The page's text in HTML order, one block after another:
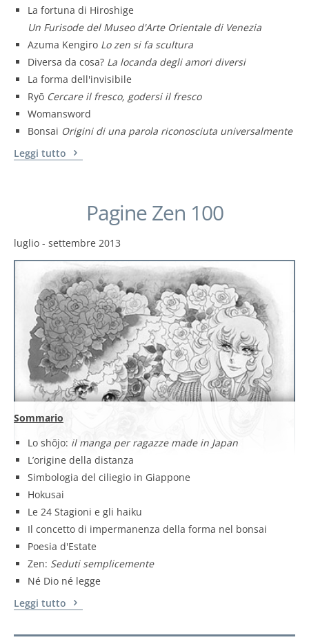
La fortuna di Hiroshige
Un Furisode del Museo d'Arte Orientale di Venezia
Azuma Kengiro Lo zen si fa scultura
Diversa da cosa? La locanda degli amori diversi
La forma dell'invisibile
Ryō Cercare il fresco, godersi il fresco
Womansword
Bonsai Origini di una parola riconosciuta universalmente
Leggi tutto
Pagine Zen 100
luglio - settembre 2013
Sommario
Lo shōjo: il manga per ragazze made in Japan
L’origine della distanza
Simbologia del ciliegio in Giappone
Hokusai
Le 24 Stagioni e gli haiku
Il concetto di impermanenza della forma nel bonsai
Poesia d'Estate
Zen: Seduti semplicemente
Né Dio né legge
Leggi tutto